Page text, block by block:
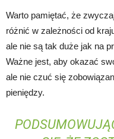
Warto pamiętać, że
różnić w zależności od
ale nie są tak duże jak na
Ważne jest, aby okazać
ale nie czuć się
pieniędzy.